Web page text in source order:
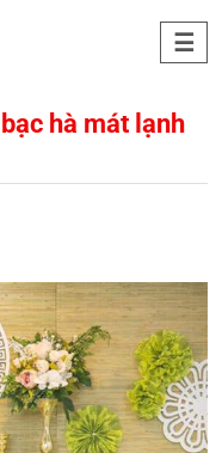
hà mát lạnh